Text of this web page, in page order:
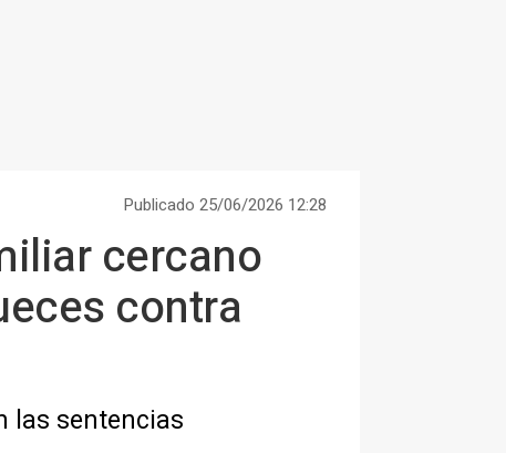
Publicado 25/06/2026 12:28
cercano
contra
las sentencias